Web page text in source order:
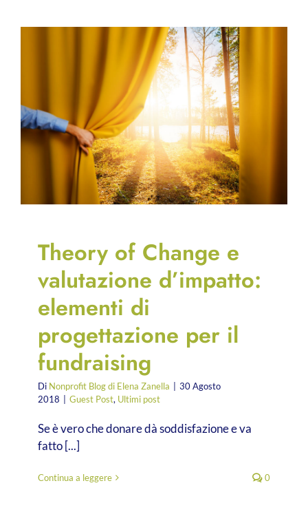
Theory of Change e
valutazione d’impatto:
elementi di
progettazione per il
fundraising
Di Nonprofit Blog di Elena Zanella
30 Agosto
2018
Guest Post, Ultimi post
Se è vero che donare dà soddisfazione e va
fatto [...]
Continua a leggere 0